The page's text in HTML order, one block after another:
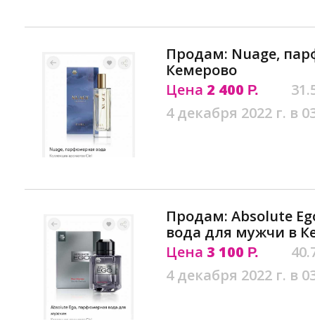
Продам: Nuage,
Кемерово
Цена 2 400 Р.
4 декабря 2022 г. в
Продам: Absolute
вода для мужчи в
Цена 3 100 Р.
4 декабря 2022 г. в